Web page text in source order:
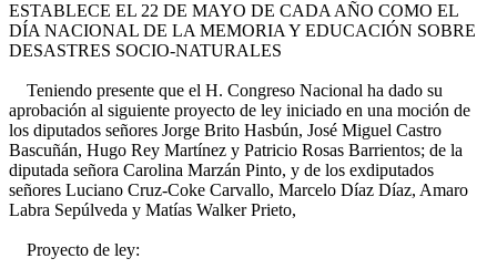
ESTABLECE EL 22 DE MAYO DE CADA AÑO COMO EL
DÍA NACIONAL DE LA MEMORIA Y EDUCACIÓN SOBRE
DESASTRES SOCIO-NATURALES
Teniendo presente que el H. Congreso Nacional ha dado su
aprobación al siguiente proyecto de ley iniciado en una moción de
los diputados señores Jorge Brito Hasbún, José Miguel Castro
Bascuñán, Hugo Rey Martínez y Patricio Rosas Barrientos; de la
diputada señora Carolina Marzán Pinto, y de los exdiputados
señores Luciano Cruz-Coke Carvallo, Marcelo Díaz Díaz, Amaro
Labra Sepúlveda y Matías Walker Prieto,
Proyecto de ley: